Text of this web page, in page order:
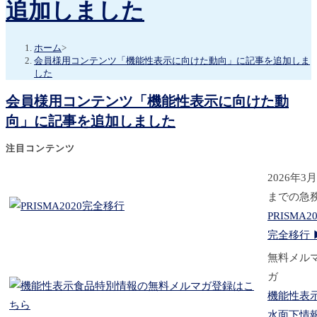
追加しました
ホーム>
会員様用コンテンツ「機能性表示に向けた動向」に記事を追加しま
した
会員様用コンテンツ「機能性表示に向けた動
向」に記事を追加しました
注目コンテンツ
2026年3
までの急
完全移行
無料メル
ガ
機能性表